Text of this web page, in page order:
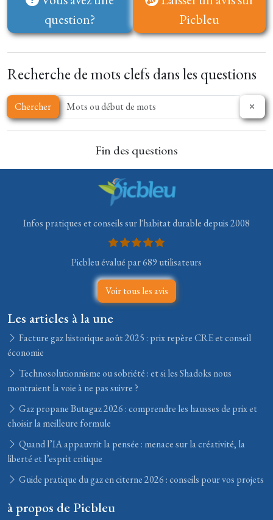
question?
Picbleu
Recherche de mots clefs dans les questions
Chercher
Fin des questions
Infos pratiques et conseils sur l'habitat durable depuis 2008
Picbleu évalué par 689 utilisateurs
Voir tous les avis
Les articles à la une
Facture gaz historique août 2025 : prix repère CRE et conseil
économie
Technosolutionnisme ou sobriété : et si les Shadoks nous
montraient la voie à ne pas suivre ?
Gaz propane Butagaz 2026 : comprendre les hausses de prix et
choisir la meilleure formule
Quand l’IA appauvrit la pensée : menace sur la créativité, la
liberté et l’esprit critique
Guide pratique du gaz en citerne 2026 : conseils pour vos projets
à propos de Picbleu